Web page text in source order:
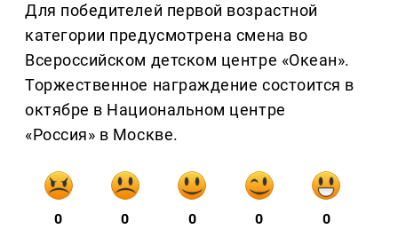
Для победителей первой возрастной
категории предусмотрена смена во
Всероссийском детском центре «Океан».
Торжественное награждение состоится в
октябре в Национальном центре
«Россия» в Москве.
0 0 0 0 0